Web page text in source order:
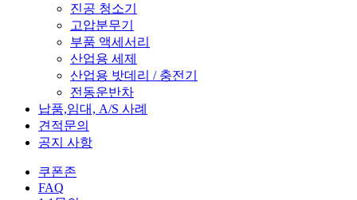
진공 청소기
고압분무기
부품 액세서리
산업용 세제
산업용 밧데리 / 충전기
전동운반차
납품,임대, A/S 사례
견적문의
공지 사항
쿠폰존
FAQ